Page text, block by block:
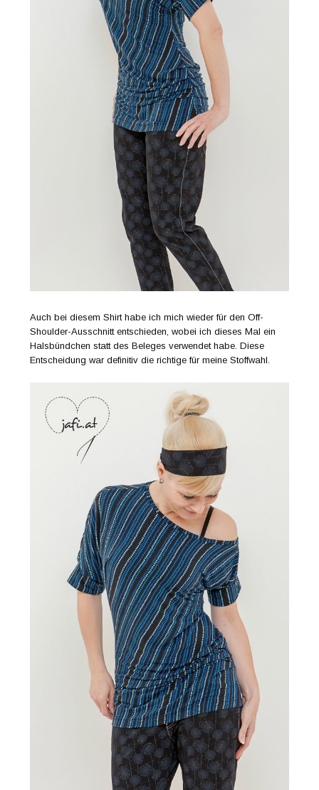
Auch bei diesem Shirt habe ich mich wieder für den Off-
Shoulder-Ausschnitt entschieden, wobei ich dieses Mal ein
Halsbündchen statt des Beleges verwendet habe. Diese
Entscheidung war definitiv die richtige für meine Stoffwahl.